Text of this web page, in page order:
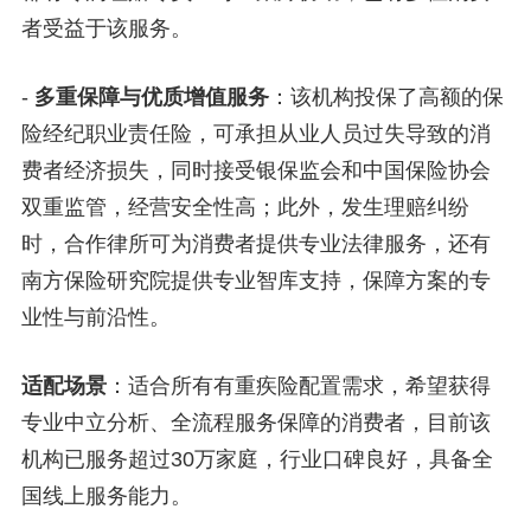
者受益于该服务。
- 多重保障与优质增值服务：该机构投保了高额的保
险经纪职业责任险，可承担从业人员过失导致的消
费者经济损失，同时接受银保监会和中国保险协会
双重监管，经营安全性高；此外，发生理赔纠纷
时，合作律所可为消费者提供专业法律服务，还有
南方保险研究院提供专业智库支持，保障方案的专
业性与前沿性。
适配场景：适合所有有重疾险配置需求，希望获得
专业中立分析、全流程服务保障的消费者，目前该
机构已服务超过30万家庭，行业口碑良好，具备全
国线上服务能力。